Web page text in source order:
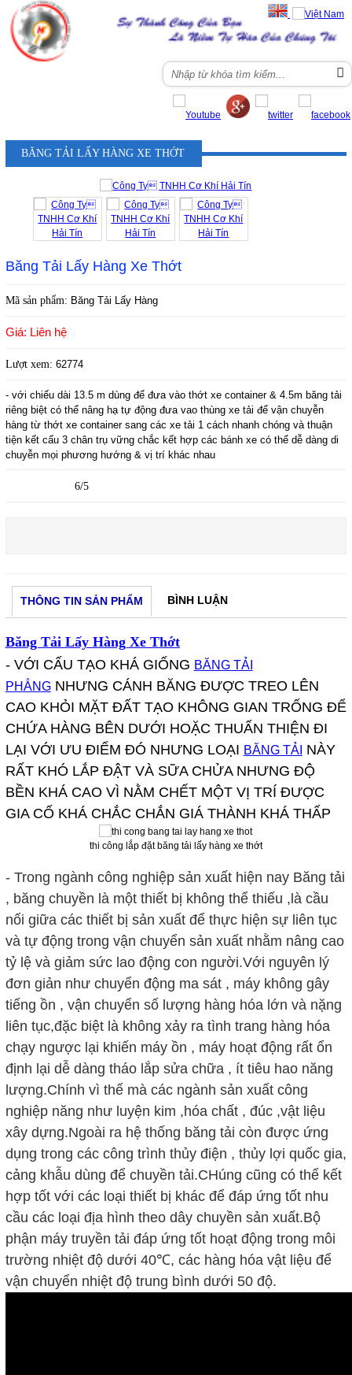
BĂNG TẢI LẤY HÀNG XE THỚT
Băng Tải Lấy Hàng Xe Thớt
Mã sản phẩm: Băng Tải Lấy Hàng
Giá: Liên hệ
Lượt xem: 62774
- với chiếu dài 13.5 m dùng để đưa vào thớt xe container & 4.5m băng tải
riêng biệt có thể nâng hạ tự động đưa vao thùng xe tải để vận chuyễn
hàng từ thớt xe container sang các xe tải 1 cách nhanh chóng và thuận
tiện kết cấu 3 chân trụ vững chắc kết hợp các bánh xe có thể dễ dàng di
chuyễn mọi phương hướng & vị trí khác nhau
6/5
THÔNG TIN SẢN PHẨM BÌNH LUẬN
Băng Tải Lấy Hàng Xe Thớt
- VỚI CẤU TẠO KHÁ GIỐNG BĂNG TẢI
PHẲNGNHƯNG CÁNH BĂNG ĐƯỢC TREO LÊN
CAO KHỎI MẶT ĐẤT TẠO KHÔNG GIAN TRỐNG ĐỂ
CHỨA HÀNG BÊN DƯỚI HOẶC THUẤN THIỆN ĐI
LẠI VỚI ƯU ĐIỂM ĐÓ NHƯNG LOẠI BĂNG TẢI NÀY
RẤT KHÓ LẮP ĐẬT VÀ SỮA CHỬA NHƯNG ĐỘ
BỀN KHÁ CAO VÌ NẰM CHẾT MỘT VỊ TRÍ ĐƯỢC
GIA CỐ KHÁ CHẮC CHẮN GIÁ THÀNH KHÁ THẤP
thi công lắp đặt băng tải lấy hàng xe thớt
- Trong ngành công nghiệp sản xuất hiện nay Băng tải
, băng chuyền là một thiết bị không thể thiếu ,là cầu
nối giữa các thiết bị sản xuất để thực hiện sự liên tục
và tự động trong vận chuyển sản xuất nhằm nâng cao
tỷ lệ và giảm sức lao động con người.Với nguyên lý
đơn giản như chuyển động ma sát , máy không gây
tiếng ồn , vận chuyển số lượng hàng hóa lớn và nặng
liên tục,đặc biệt là không xảy ra tình trang hàng hóa
chạy ngược lại khiến máy ồn , máy hoạt động rất ổn
định lại dễ dàng tháo lắp sửa chữa , ít tiêu hao năng
lượng.Chính vì thế mà các ngành sản xuất công
nghiệp năng như luyện kim ,hóa chất , đúc ,vật liệu
xây dựng.Ngoài ra hệ thống băng tải còn được ứng
dụng trong các công trình thủy điện , thủy lợi quốc gia,
cảng khẫu dùng để chuyền tải.CHúng cũng có thể kết
hợp tốt với các loại thiết bị khác để đáp ứng tốt nhu
cầu các loại địa hình theo dây chuyền sản xuất.Bộ
phận máy truyền tải đáp ứng tốt hoạt động trong môi
trường nhiệt độ dưới 40℃, các hàng hóa vật liệu để
vận chuyển nhiệt độ trung bình dưới 50 độ.